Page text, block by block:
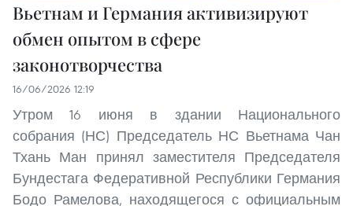
Вьетнам и Германия активизируют
обмен опытом в сфере
законотворчества
16/06/2026 12:19
Утром 16 июня в здании Национального
собрания (НС) Председатель НС Вьетнама Чан
Тхань Ман принял заместителя Председателя
Бундестага Федеративной Республики Германия
Бодо Рамелова, находящегося с официальным